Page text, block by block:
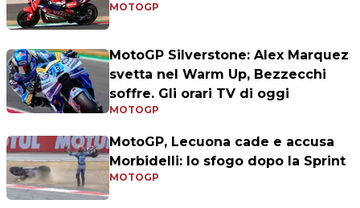
MOTOGP
MotoGP Silverstone: Alex Marquez
svetta nel Warm Up, Bezzecchi
soffre. Gli orari TV di oggi
MOTOGP
MotoGP, Lecuona cade e accusa
Morbidelli: lo sfogo dopo la Sprint
MOTOGP